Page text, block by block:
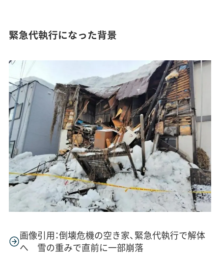
緊急代執行になった背景
画像引用：倒壊危機の空き家、緊急代執行で解体
へ 雪の重みで直前に一部崩落